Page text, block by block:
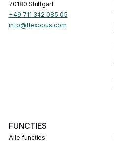
70180 Stuttgart
+49 711 342 085 05
info@flexopus.com
FUNCTIES
Alle functies